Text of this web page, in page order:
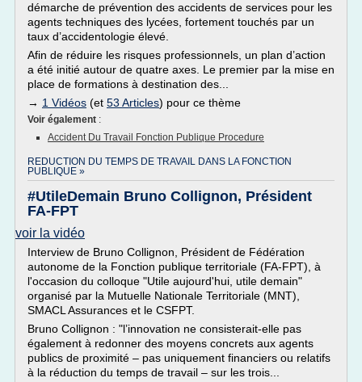
démarche de prévention des accidents de services pour les
agents techniques des lycées, fortement touchés par un
taux d’accidentologie élevé.
Afin de réduire les risques professionnels, un plan d’action
a été initié autour de quatre axes. Le premier par la mise en
place de formations à destination des...
→ 1 Vidéos (et 53 Articles) pour ce thème
Voir également :
Accident Du Travail Fonction Publique Procedure
REDUCTION DU TEMPS DE TRAVAIL DANS LA FONCTION
PUBLIQUE »
#UtileDemain Bruno Collignon, Président
FA-FPT
voir la vidéo
Interview de Bruno Collignon, Président de Fédération
autonome de la Fonction publique territoriale (FA-FPT), à
l'occasion du colloque "Utile aujourd'hui, utile demain"
organisé par la Mutuelle Nationale Territoriale (MNT),
SMACL Assurances et le CSFPT.
Bruno Collignon : "l’innovation ne consisterait-elle pas
également à redonner des moyens concrets aux agents
publics de proximité – pas uniquement financiers ou relatifs
à la réduction du temps de travail – sur les trois...